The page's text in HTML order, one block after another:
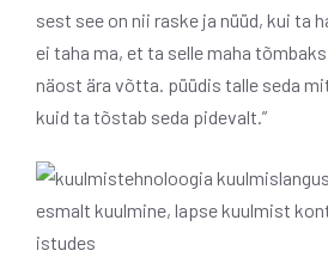
sest see on nii raske ja nüüd, kui ta
ei taha ma, et ta selle maha
näost ära võtta. püüdis talle seda
kuid ta tõstab seda pidevalt.”